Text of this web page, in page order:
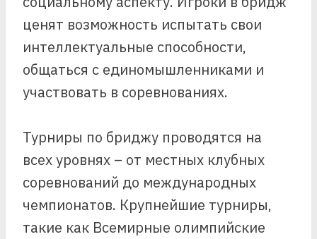
ценят возможность испытать свои
интеллектуальные способности,
общаться с единомышленниками и
участвовать в соревнованиях.
Турниры по бриджу проводятся на
всех уровнях – от местных клубных
соревнований до международных
чемпионатов. Крупнейшие турниры,
такие как Всемирные олимпийские